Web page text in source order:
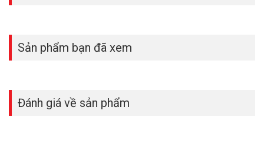
Sản phẩm bạn đã xem
Đánh giá về sản phẩm